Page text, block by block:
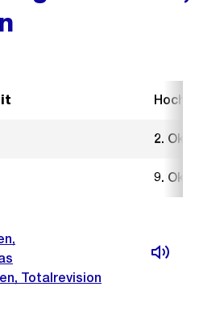
2.
9.
Totalrevision